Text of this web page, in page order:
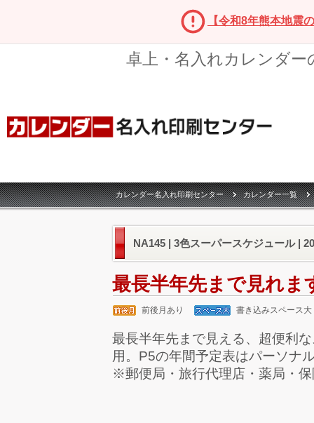
【令和8年熊本地震
卓上・名入れカレンダ
カレンダー名入れ印刷センター カレンダー一覧
NA145 | 3色スーパースケジュール |
最長半年先まで見れま
前後月あり 書き込みスペース大
最長半年先まで見える、超便利
用。P5の年間予定表はパーソナ
※郵便局・旅行代理店・薬局・